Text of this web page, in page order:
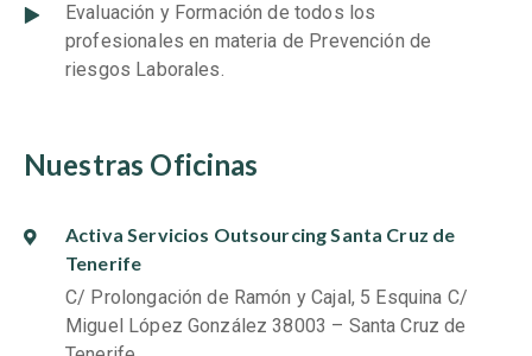
Evaluación y Formación de todos los
profesionales en materia de Prevención de
riesgos Laborales.
Nuestras Oficinas
Activa Servicios Outsourcing Santa Cruz de
Tenerife
C/ Prolongación de Ramón y Cajal, 5 Esquina C/
Miguel López González 38003 – Santa Cruz de